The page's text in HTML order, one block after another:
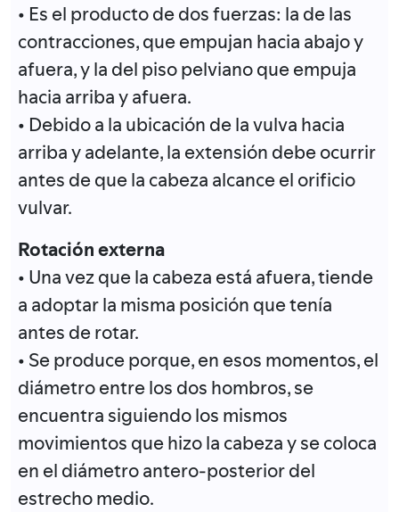
• Es el producto de dos fuerzas: la de las
contracciones, que empujan hacia abajo y
afuera, y la del piso pelviano que empuja
hacia arriba y afuera.
• Debido a la ubicación de la vulva hacia
arriba y adelante, la extensión debe ocurrir
antes de que la cabeza alcance el orificio
vulvar.
Rotación externa
• Una vez que la cabeza está afuera, tiende
a adoptar la misma posición que tenía
antes de rotar.
• Se produce porque, en esos momentos, el
diámetro entre los dos hombros, se
encuentra siguiendo los mismos
movimientos que hizo la cabeza y se coloca
en el diámetro antero-posterior del
estrecho medio.